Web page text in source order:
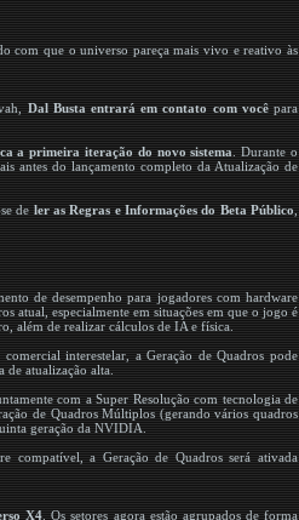
com que o universo pareça mais vivo e reativo às
Dal Busta entrará em contato com vocêpara
a primeira iteração do novo sistema
. Durante o
antes do lançamento completo da Atualização de
de ler as Regras e Informações do Beta Público
de desempenho para jogadores com hardware
atual, especialmente em situações em que o jogo é
além de realizar cálculos de IA e física.
interestelar, a Geração de Quadros pode
de atualização alta.
com a Super Resolução com tecnologia de
de Quadros Múltiplos (gerando vários quadros
geração da NVIDIA.
compatível, a Geração de Quadros será ativada
X4 . Os setores agora estão agrupados de forma